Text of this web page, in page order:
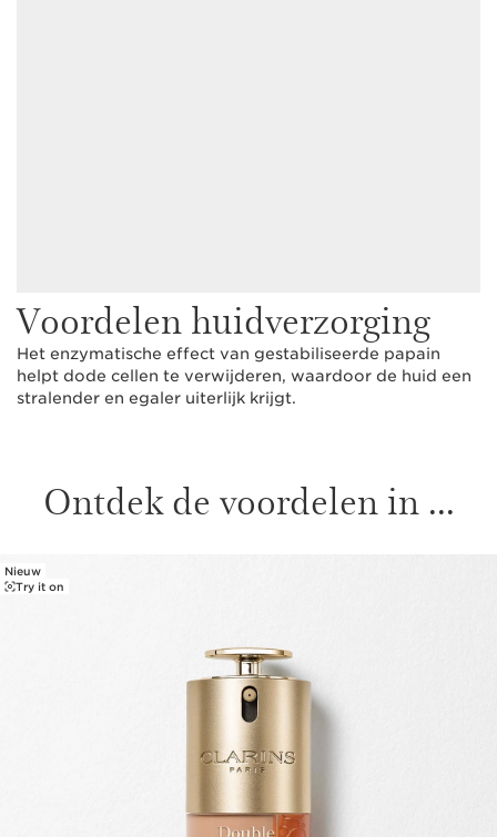
Voordelen huidverzorging
Het enzymatische effect van gestabiliseerde papain
helpt dode cellen te verwijderen, waardoor de huid een
stralender en egaler uiterlijk krijgt.
Ontdek de voordelen in ...
DOORGAAN NAAR INHOUD
Nieuw
Try it on